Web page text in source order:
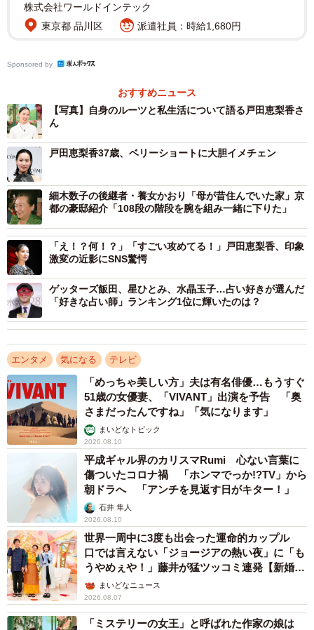
儀やあいさつを厳しく教えられたそう。戸田さんが16歳で
上京する際に後押ししてくれた父の言葉や、帰省時に実感
黒柳徹子さん（右）とトークを展開する戸田恵梨香さん
私生活では2020年12月、俳優の松坂桃李さん（37）と結婚
り、日々の習慣を通じて心を整える日常を大切にしている
そうで、自宅ではハーブを育て、料理にいそしんでいると
も。番組では、最新作で激動の人生を演じた経験から得た
生活への感謝と、今後の抱負を語っています。
株式会社ワールドインテック
東京都 品川区
派遣社員：時給1,680円
Sponsored by
おすすめニュース
【写真】自身のルーツと私生活について語る戸田恵梨香さ
ん
戸田恵梨香37歳、ベリーショートに大胆イメチェン
細木数子の後継者・養女かおり「母が昔住んでいた家」京
都の豪邸紹介「108段の階段を腕を組み一緒に下りた」
「え！？何！？」「すごい攻めてる！」戸田恵梨香、印象
激変の近影にSNS驚愕
ゲッターズ飯田、星ひとみ、水晶玉子…占い好きが選んだ
「好きな占い師」ランキング1位に輝いたのは？
エンタメ 気になる テレビ
「めっちゃ美しい方」夫は有名俳優…もうすぐ
51歳の女優妻、「VIVANT」出演を予告 「奥
さまだったんですね」「気になります」
まいどなトピック
2026.08.10
平成ギャル界のカリスマRumi 心ない言葉に
傷ついたコロナ禍 「ホンマでっか!?TV」から
朝ドラへ 「アンチを見返す日がキター！」
石井 隼人
2026.08.10
世界一周中に3度も出会った運命的カップル
口では言えない「ジョージアの熱い夜」に「も
うやめぇや！」藤井が猛ツッコミ連発【新婚さ
ん】まいどなニュース
2026.08.07
「ミステリーの女王」と呼ばれた作家の娘は